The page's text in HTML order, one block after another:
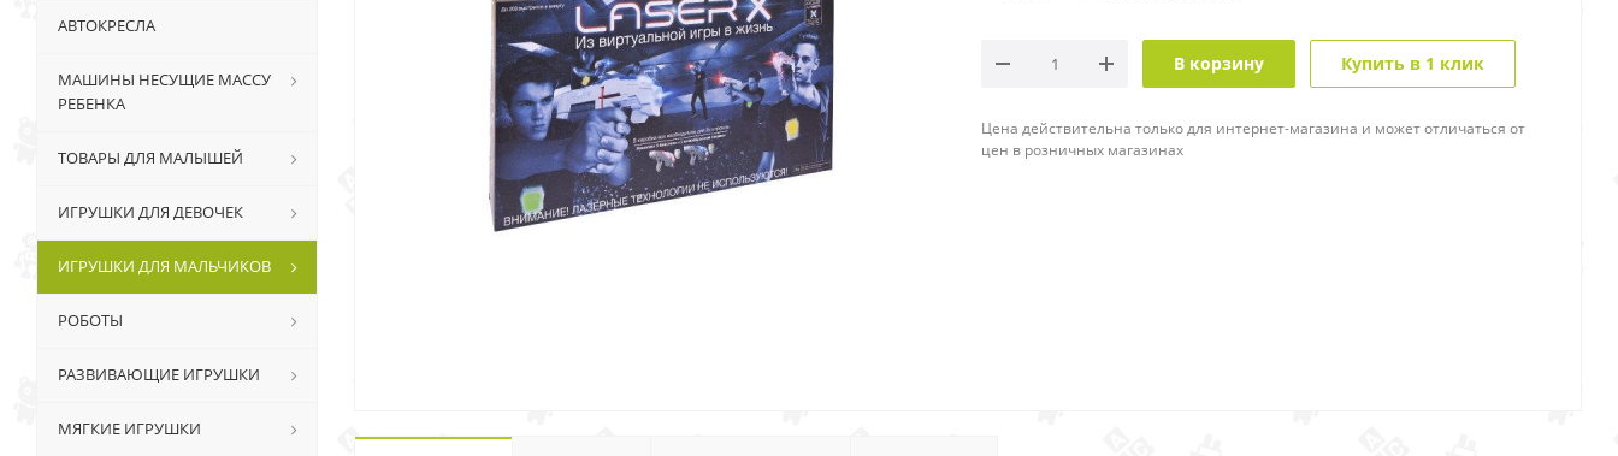
В корзину Купить в 1 клик
Цена действительна только для интернет-магазина и может отличаться от
цен в розничных магазинах
АВТОКРЕСЛА
МАШИНЫ НЕСУЩИЕ МАССУ
РЕБЕНКА
ТОВАРЫ ДЛЯ МАЛЫШЕЙ
ИГРУШКИ ДЛЯ ДЕВОЧЕК
ИГРУШКИ ДЛЯ МАЛЬЧИКОВ
РОБОТЫ
РАЗВИВАЮЩИЕ ИГРУШКИ
МЯГКИЕ ИГРУШКИ